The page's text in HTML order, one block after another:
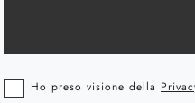
Ho preso visione della